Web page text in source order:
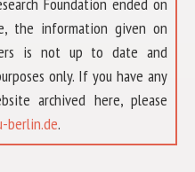
the information given on
is not up to date and
only. If you have any
archived here, please
berlin.de.